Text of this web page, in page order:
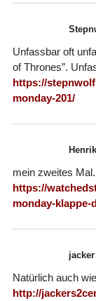
Unfassbar oft
of Thrones”.
https://
monday-201/
mein zweites
https://
monday-klappe-
jacker
Natürlich auch
http://